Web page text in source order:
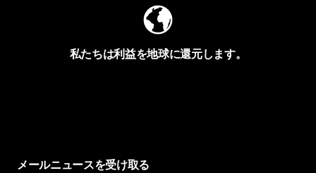
私たちは利益を地球に還元します。
メールニュースを受け取る